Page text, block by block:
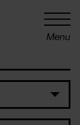
Menu